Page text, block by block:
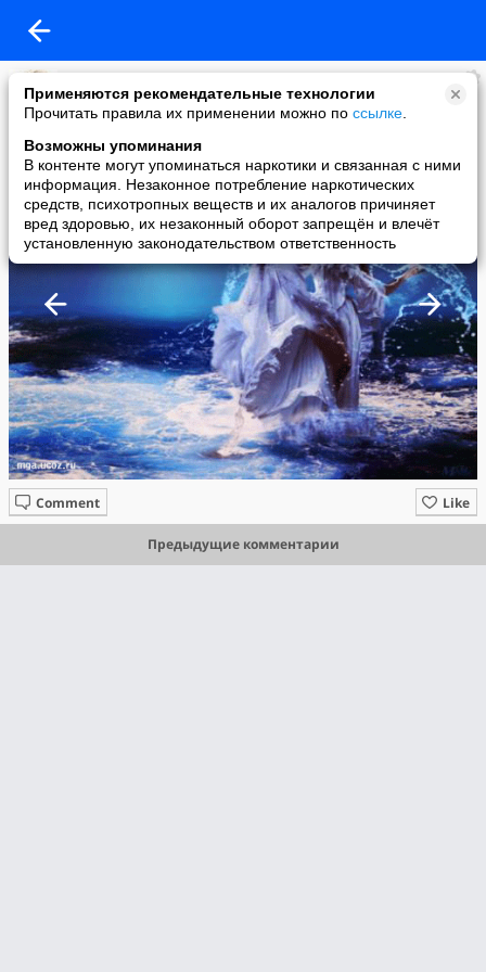
Применяются рекомендательные технологии
Прочитать правила их применении можно по ссылке
Возможны упоминания
В контенте могут упоминаться наркотики и связанная с ними
информация. Незаконное потребление наркотических
средств, психотропных веществ и их аналогов причиняет
вред здоровью, их незаконный оборот запрещён и влечёт
установленную законодательством ответственность
Оксана
added a photo
25 Jun в 00:05
Like
Comment
Предыдущие комментарии